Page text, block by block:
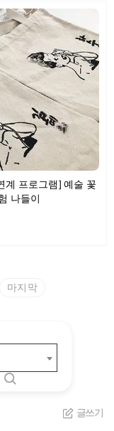
계 프로그램] 예술 꽃
나들이
마지막
글쓰기